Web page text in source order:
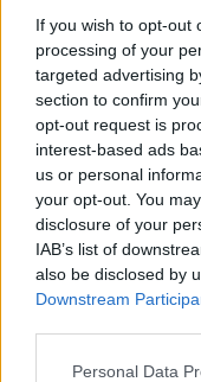
If you wish to opt-out
processing of your
targeted advertising
section to confirm
opt-out request is
interest-based ads
us or personal
your opt-out. You
disclosure of your
IAB’s list of
also be disclosed by
Downstream
Personal Data
Ha szeretnéd megkapni
egyetemi-főiskolai és a
felsőoktatás, a
legfontosabb változásai,